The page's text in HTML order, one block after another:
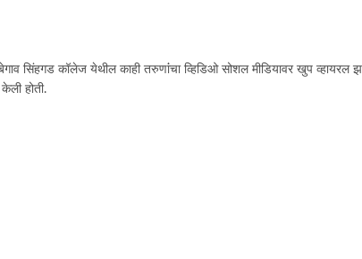
कॉलेज येथील काही तरुणांंचा व्हिडिओ सोशल मीडियावर खुप व्हायरल
होती.